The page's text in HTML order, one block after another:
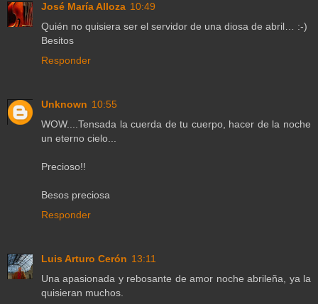
José María Alloza 10:49
Quién no quisiera ser el servidor de una diosa de abril… :-)
Besitos
Responder
Unknown 10:55
WOW....Tensada la cuerda de tu cuerpo, hacer de la noche
un eterno cielo...
Precioso!!
Besos preciosa
Responder
Luis Arturo Cerón 13:11
Una apasionada y rebosante de amor noche abrileña, ya la
quisieran muchos.